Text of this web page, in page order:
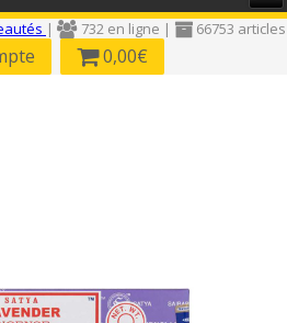
| 732 en ligne |
66753 articles
0,00€